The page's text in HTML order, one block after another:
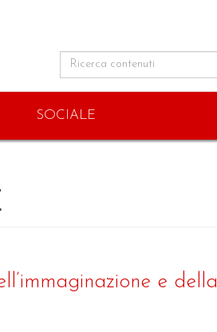
SOCIALE
e della